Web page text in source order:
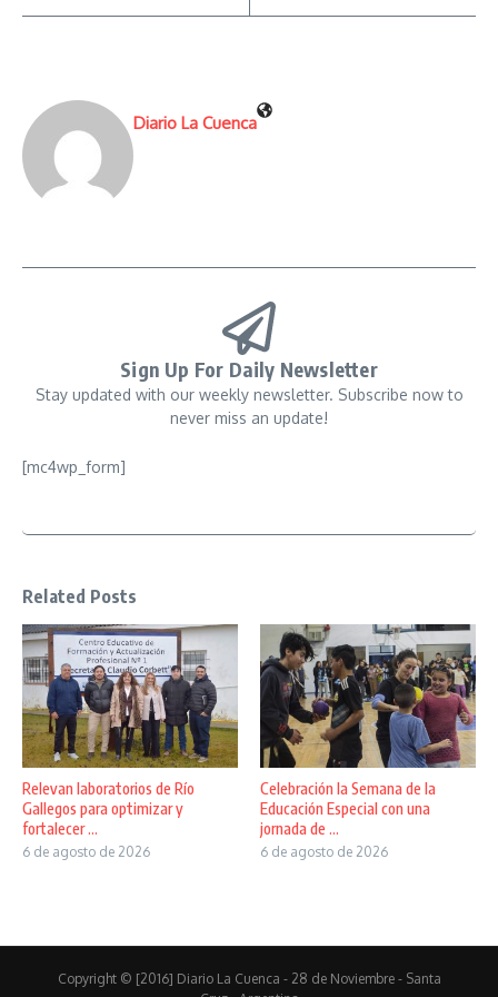
Diario La Cuenca
Sign Up For Daily Newsletter
Stay updated with our weekly newsletter. Subscribe now to
never miss an update!
[mc4wp_form]
Related Posts
Relevan laboratorios de Río
Gallegos para optimizar y
fortalecer ...
6 de agosto de 2026
Celebración la Semana de la
Educación Especial con una
jornada de ...
6 de agosto de 2026
Copyright © [2016] Diario La Cuenca - 28 de Noviembre - Santa